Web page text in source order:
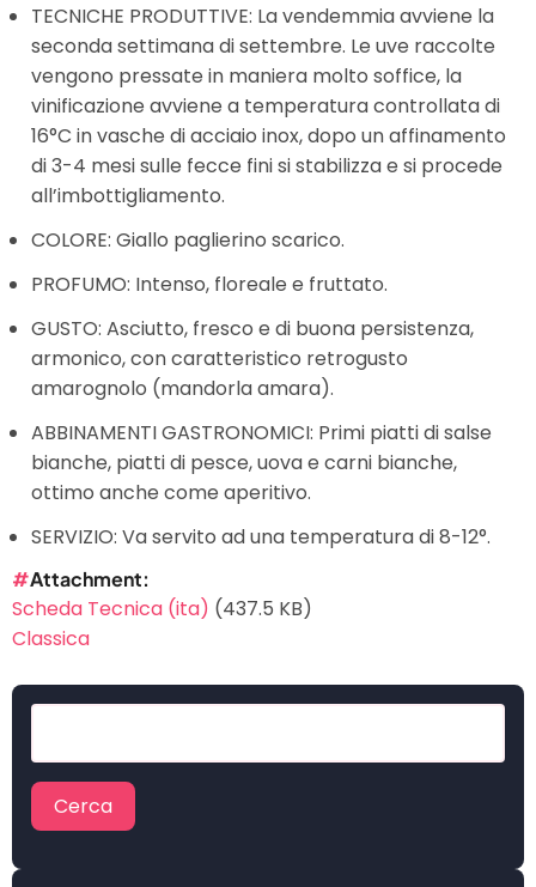
TECNICHE PRODUTTIVE: La vendemmia avviene la
seconda settimana di settembre. Le uve raccolte
vengono pressate in maniera molto soffice, la
vinificazione avviene a temperatura controllata di
16°C in vasche di acciaio inox, dopo un affinamento
di 3-4 mesi sulle fecce fini si stabilizza e si procede
all’imbottigliamento.
COLORE: Giallo paglierino scarico.
PROFUMO: Intenso, floreale e fruttato.
GUSTO: Asciutto, fresco e di buona persistenza,
armonico, con caratteristico retrogusto
amarognolo (mandorla amara).
ABBINAMENTI GASTRONOMICI: Primi piatti di salse
bianche, piatti di pesce, uova e carni bianche,
ottimo anche come aperitivo.
SERVIZIO: Va servito ad una temperatura di 8-12°.
Attachment
Scheda Tecnica (ita) (437.5 KB)
Classica